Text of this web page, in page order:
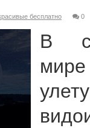
бесплатно 0
В